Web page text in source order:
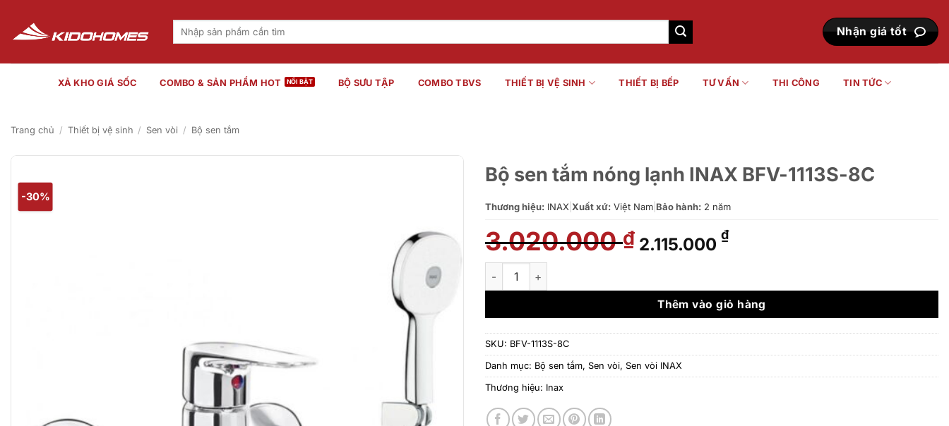
nội
dung
Tìm
Nhận giá tốt
XẢ KHO GIÁ SỐC COMBO & SẢN PHẨM HOT BỘ SƯU TẬP COMBO TBVS THIẾT BỊ VỆ SINH THIẾT BỊ BẾP TƯ VẤN THI CÔNG TIN TỨC
Trang chủ / Thiết bị vệ sinh / Sen vòi / Bộ sen tắm
-30%
Bộ sen tắm nóng lạnh INAX BFV-1113S-8C
Thương hiệu: INAX Xuất xứ: Việt Nam Bảo hành: 2 năm
3.020.000₫ Giá
gốc
3.020.000 ₫.
2.115.000 ₫Giá
là:
2.115.000 ₫.
Bộ sen tắm nóng lạnh INAX BFV-1113S-8C số lượng
Thêm vào giỏ hàng
SKU: BFV-1113S-8C
Danh mục: Bộ sen tắm, Sen vòi, Sen vòi INAX
Thương hiệu: Inax